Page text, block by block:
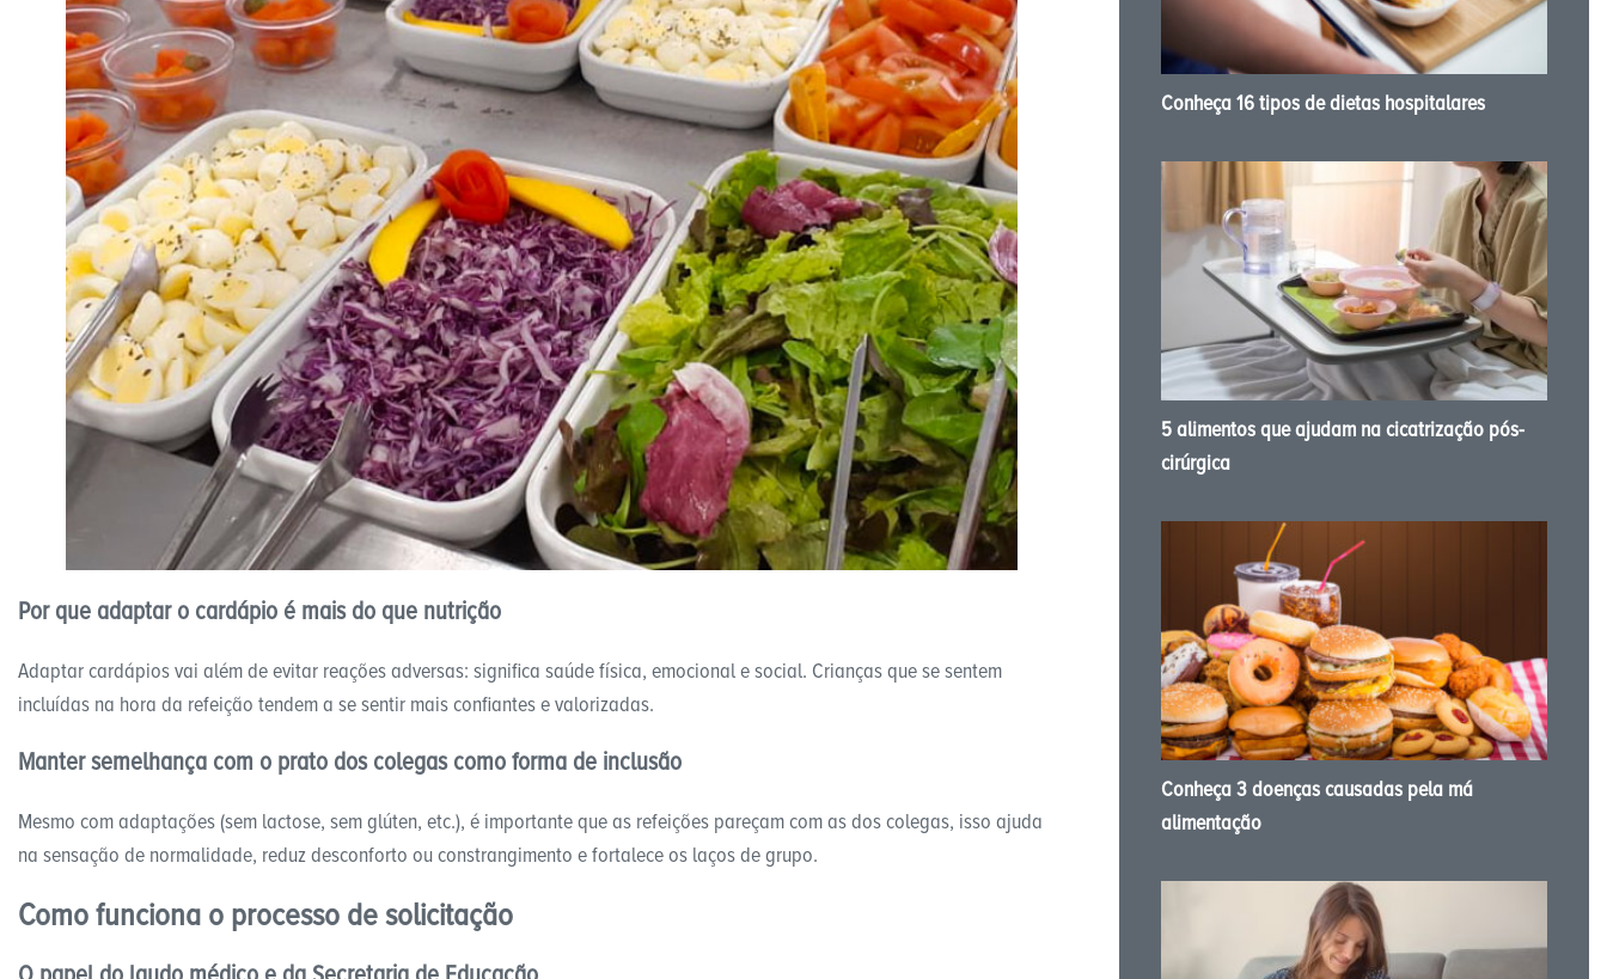
Por que adaptar o cardápio é mais do que nutrição
Adaptar cardápios vai além de evitar reações adversas: significa saúde física, emocional e social. Crianças que se sentem
incluídas na hora da refeição tendem a se sentir mais confiantes e valorizadas.
Manter semelhança com o prato dos colegas como forma de inclusão
Mesmo com adaptações (sem lactose, sem glúten, etc.), é importante que as refeições pareçam com as dos colegas, isso ajuda
na sensação de normalidade, reduz desconforto ou constrangimento e fortalece os laços de grupo.
Como funciona o processo de solicitação
Conheça 16 tipos de dietas hospitalares
5 alimentos que ajudam na cicatrização pós-
cirúrgica
Conheça 3 doenças causadas pela má
alimentação